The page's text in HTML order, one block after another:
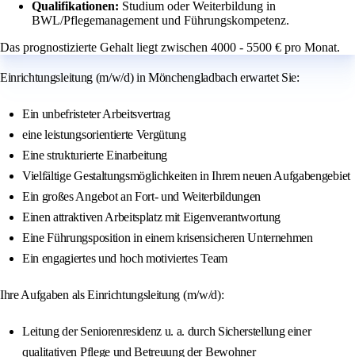
Qualifikationen: Studium oder Weiterbildung in
BWL/Pflegemanagement und Führungskompetenz.
Das prognostizierte Gehalt liegt zwischen 4000 - 5500 € pro Monat.
Einrichtungsleitung (m/w/d) in Mönchengladbach erwartet Sie:
Ein unbefristeter Arbeitsvertrag
eine leistungsorientierte Vergütung
Eine strukturierte Einarbeitung
Vielfältige Gestaltungsmöglichkeiten in Ihrem neuen Aufgabengebiet
Ein großes Angebot an Fort- und Weiterbildungen
Einen attraktiven Arbeitsplatz mit Eigenverantwortung
Eine Führungsposition in einem krisensicheren Unternehmen
Ein engagiertes und hoch motiviertes Team
Ihre Aufgaben als Einrichtungsleitung (m/w/d):
Leitung der Seniorenresidenz u. a. durch Sicherstellung einer
qualitativen Pflege und Betreuung der Bewohner